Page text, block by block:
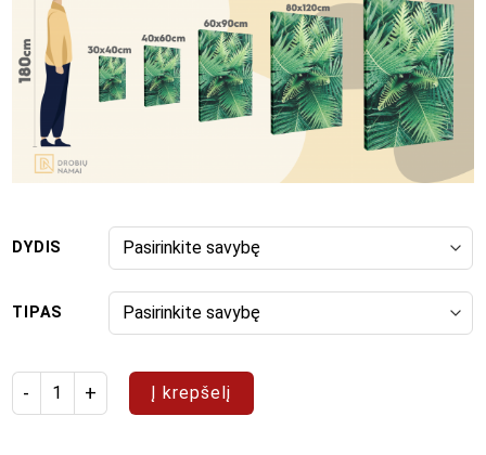
DYDIS
TIPAS
produkto kiekis: Paveikslas "Pop Art 108"
Į krepšelį